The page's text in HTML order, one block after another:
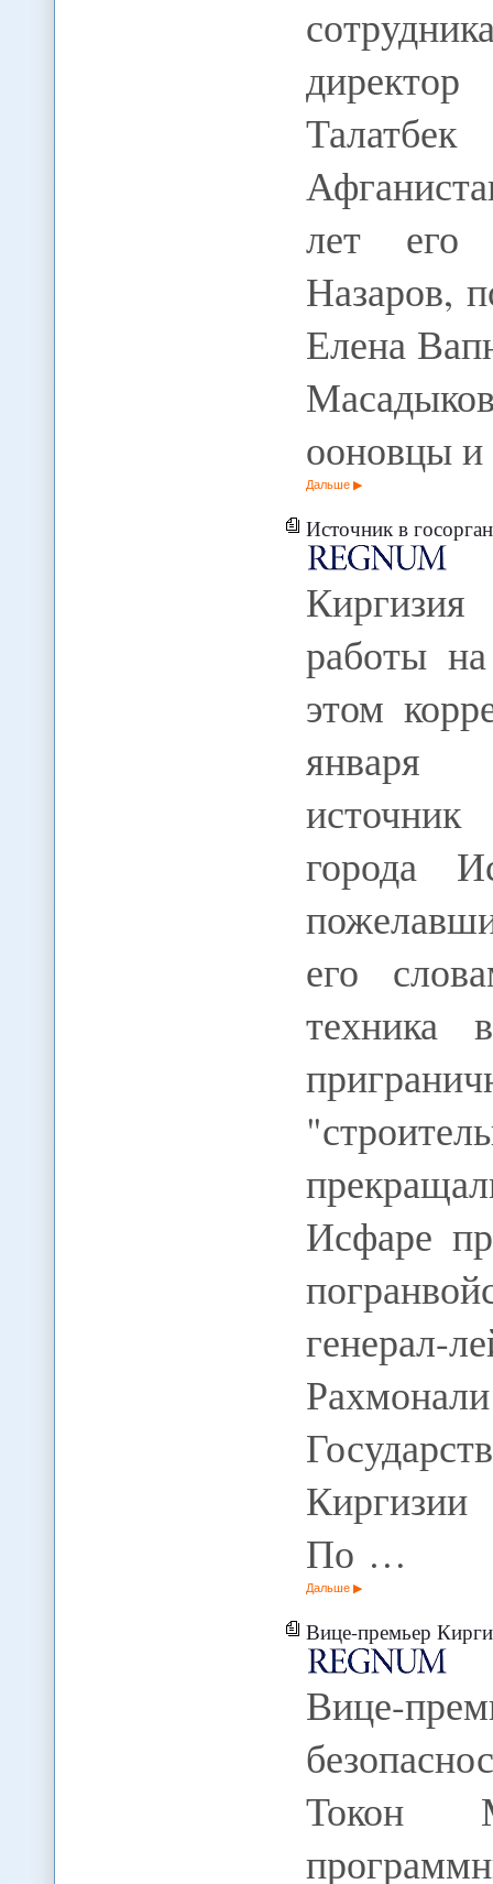
лет его
Назаров,
Елена
ооновцы
Дальше
Источник в госорганах
работы
этом
января
источник
города
его
техника
Исфаре
По …
Дальше
Вице-премьер Киргизии:
Вице-
Токон